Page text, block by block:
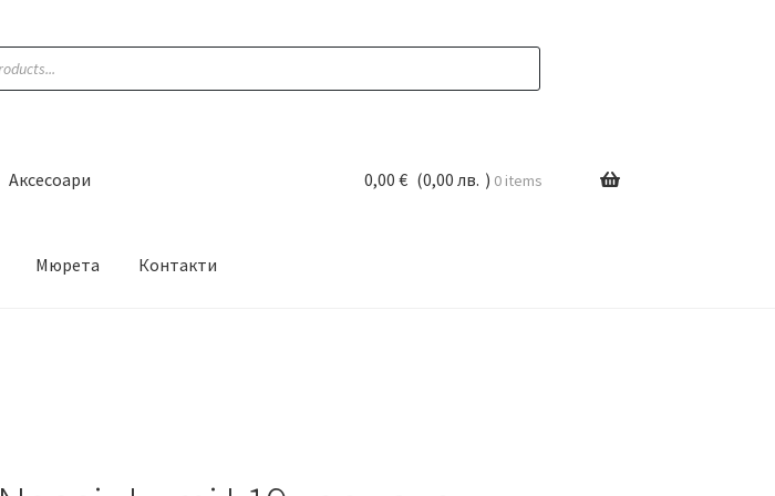
Аксесоари
Мюрета Контакти
0,00 € (0,00 лв. ) 0 items